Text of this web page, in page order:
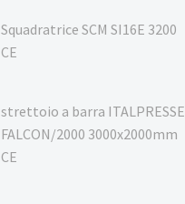
Squadratrice SCM SI16E 3200
CE
strettoio a barra ITALPRESSE
FALCON/2000 3000x2000mm
CE